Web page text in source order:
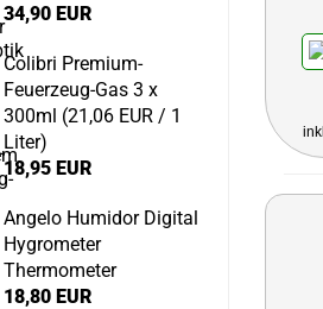
34,90 EUR
Colibri Premium-
Feuerzeug-Gas 3 x
300ml (21,06 EUR / 1
Liter)
18,95 EUR
Angelo Humidor Digital
Hygrometer
Thermometer
18,80 EUR